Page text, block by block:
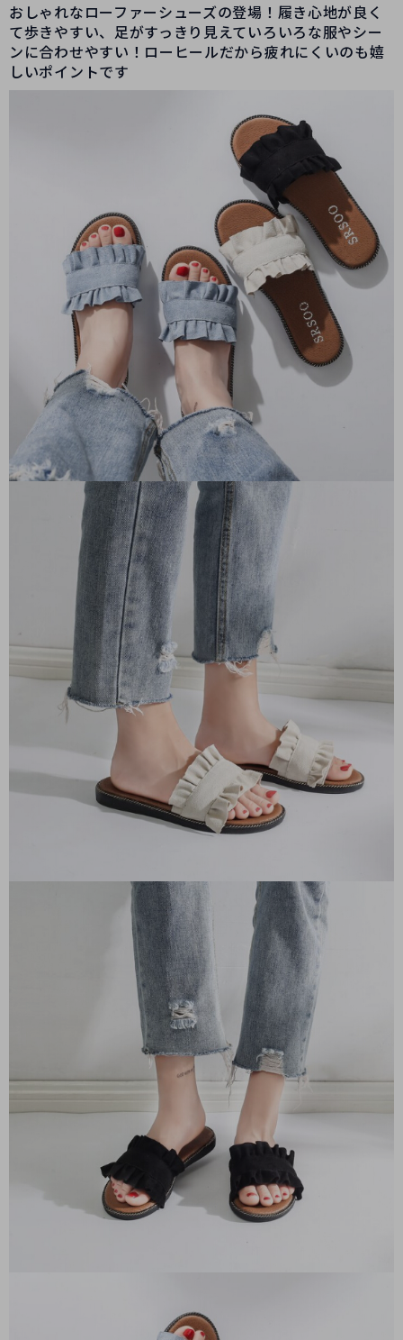
おしゃれなローファーシューズの登場！履き心地が良く
て歩きやすい、足がすっきり見えていろいろな服やシー
ンに合わせやすい！ローヒールだから疲れにくいのも嬉
しいポイントです